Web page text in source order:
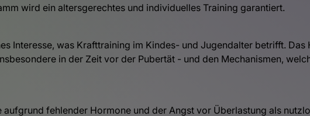
wird ein altersgerechtes und individuelles Training garantiert.
Interesse, was Krafttraining im Kindes- und Jugendalter betrifft. Das
in der Zeit vor der Pubertät - und den Mechanismen,
fehlender Hormone und der Angst vor Überlastung als